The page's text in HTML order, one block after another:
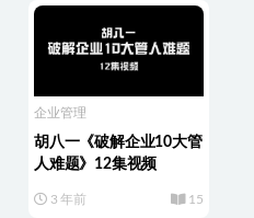
企业管理
胡八一《破解企业10大管
人难题》12集视频
3 年前 15